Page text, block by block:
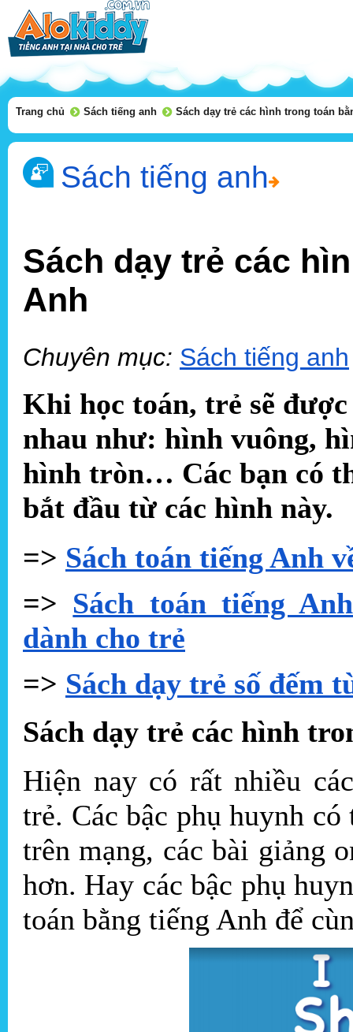
Trang chủ Sách tiếng anh Sách dạy trẻ các hình trong toán
Sách tiếng anh
Sách dạy trẻ các
Anh
Chuyên mục: Sách tiếng anh
Khi học toán, trẻ sẽ
nhau như: hình vuông,
hình tròn… Các bạn có
bắt đầu từ các hình này.
=> Sách toán tiếng Anh
=> Sách toán tiếng
dành cho trẻ
=> Sách dạy trẻ số đếm
Sách dạy trẻ các hình
Hiện nay có rất nhiều
trẻ. Các bậc phụ huynh
trên mạng, các bài giảng
hơn. Hay các bậc phụ
toán bằng tiếng Anh để